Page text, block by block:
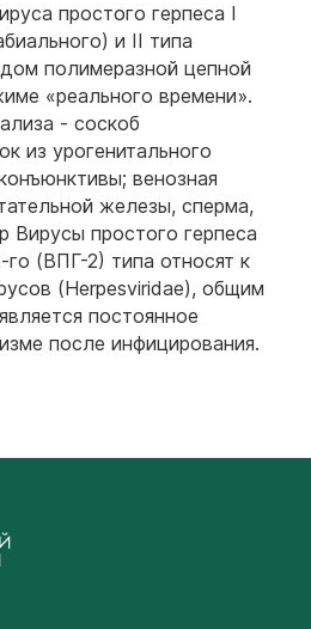
простого герпеса I
и II типа
полимеразной цепной
«реального времени».
- соскоб
из урогенитального
венозная
железы, сперма,
Вирусы простого герпеса
(ВПГ-2) типа относят к
(Herpesviridae), общим
постоянное
после инфицирования.